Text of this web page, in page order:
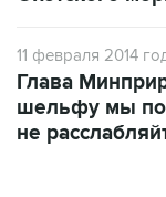
11 февраля 2014
Глава
шельфу мы
не